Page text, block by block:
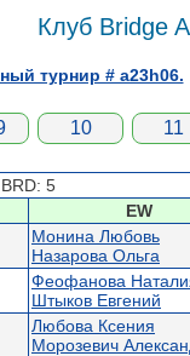
Клуб Bridge
турнир # a23h06.
10 11
BRD: 5
EW
Монина Любовь
Назарова Ольга
Феофанова
Штыков Евгений
Любова Ксения
Морозевич